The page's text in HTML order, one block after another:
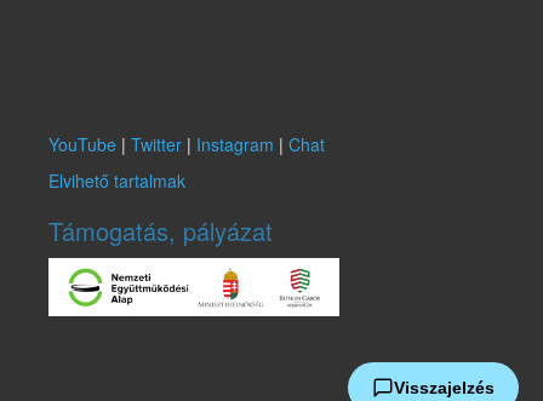
YouTube | Twitter | Instagram | Chat
Elvihető tartalmak
Támogatás, pályázat